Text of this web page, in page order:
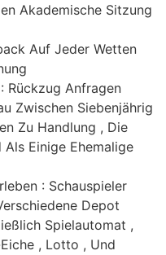
Akademische Sitzung
Auf Jeder Wetten
Rückzug Anfragen
Zwischen Siebenjährig
Zu Handlung , Die
Einige Ehemalige
: Schauspieler
Depot
Spielautomat ,
, Lotto , Und